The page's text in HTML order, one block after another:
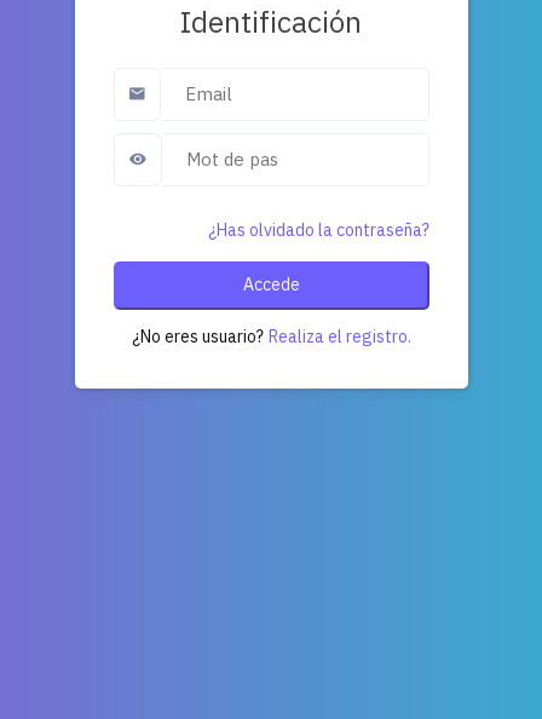
Identificación
¿Has olvidado la contraseña?
Accede
¿No eres usuario? Realiza el registro.